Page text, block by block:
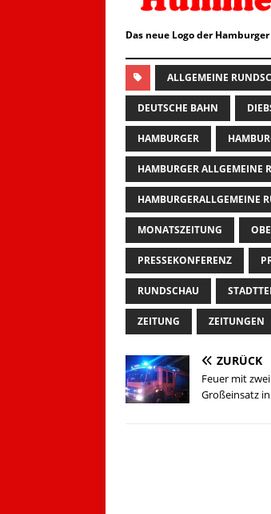
Das neue Logo der
ALLGEMEINE
DEUTSCHE BAHN
HAMBURGER
HAMBURGER ALLGEMEINE
HAMBURGERALLGEMEINE
MONATSZEITUNG
PRESSEKONFERENZ
RUNDSCHAU
ZEITUNG ZEITUNGEN
ZURÜCK
Feuer mit
Großeinsatz